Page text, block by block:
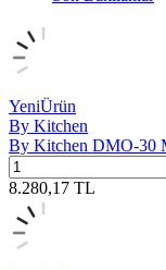
YeniÜrün
By Kitchen
By Kitchen DMO-30
8.280,17 TL